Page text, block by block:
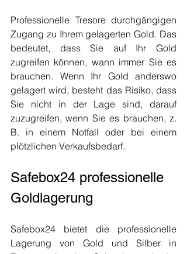
Professionelle Tresore durchgängigen
Zugang zu Ihrem gelagerten Gold. Das
bedeutet, dass Sie auf Ihr Gold
zugreifen können, wann immer Sie es
brauchen. Wenn Ihr Gold anderswo
gelagert wird, besteht das Risiko, dass
Sie nicht in der Lage sind, darauf
zuzugreifen, wenn Sie es brauchen, z.
B. in einem Notfall oder bei einem
plötzlichen Verkaufsbedarf.
Safebox24 professionelle
Goldlagerung
Safebox24 bietet die professionelle
Lagerung von Gold und Silber in